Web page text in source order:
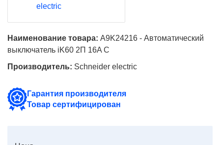
Наименование товара: A9K24216 - Автоматический
выключатель iK60 2П 16A C
Производитель: Schneider electric
Гарантия производителя
Товар сертифицирован